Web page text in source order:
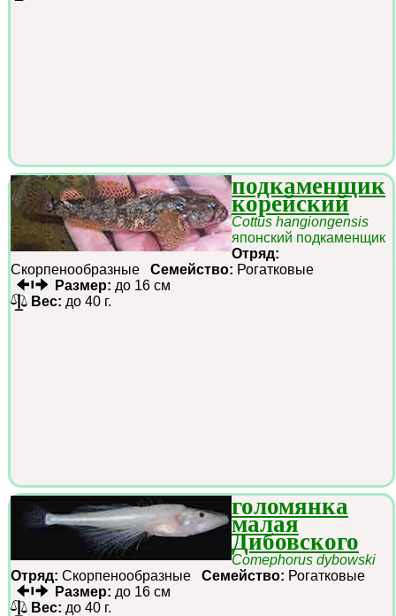
подкаменщик
корейский
Cottus hangiongensis
японский подкаменщик
Отряд:
Скорпенообразные Семейство: Рогатковые
Размер: до 16 см
Вес: до 40 г.
голомянка
малая
Дибовского
Comephorus dybowski
Отряд: Скорпенообразные Семейство: Рогатковые
Размер: до 16 см
Вес: до 40 г.